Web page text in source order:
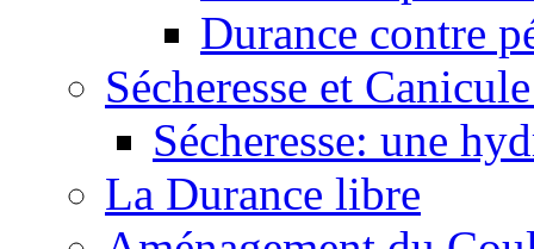
Durance contre
Sécheresse et
Sécheresse: une
La Durance libre